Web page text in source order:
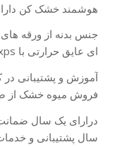
هوشمند خشک کن
جنس بدنه از ورقه های
ای عایق حرارتی با xps با دانسیته ی بالا
آموزش و پشتیبانی در
فروش میوه خشک از
درارای یک سال
سال پشتیبانی و